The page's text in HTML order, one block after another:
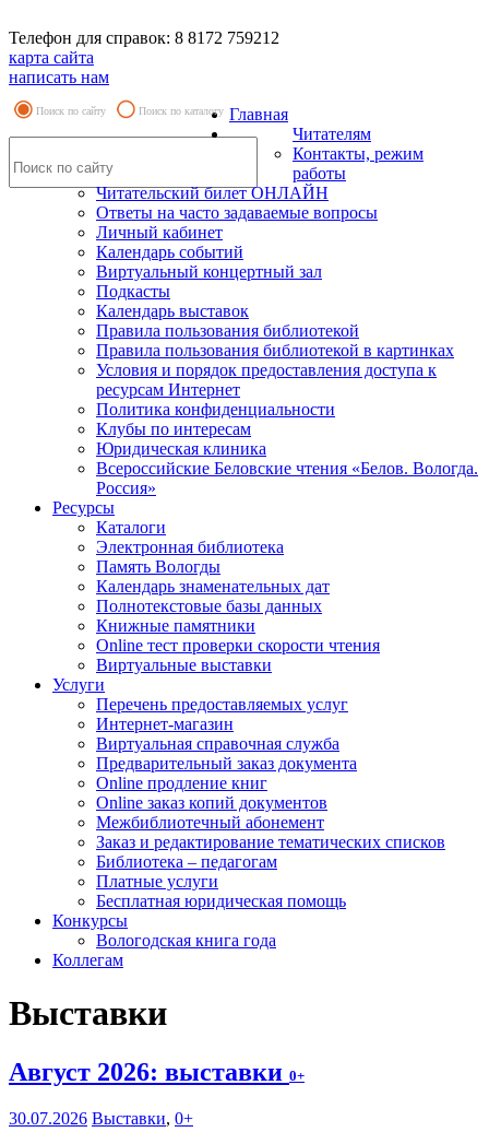
Телефон для справок: 8 8172 759212
карта сайта
написать нам
Поиск по сайту Поиск по каталогу Главная
Читателям
Контакты, режим
работы
Читательский билет ОНЛАЙН
Ответы на часто задаваемые вопросы
Личный кабинет
Календарь событий
Виртуальный концертный зал
Подкасты
Календарь выставок
Правила пользования библиотекой
Правила пользования библиотекой в картинках
Условия и порядок предоставления доступа к
ресурсам Интернет
Политика конфиденциальности
Клубы по интересам
Юридическая клиника
Всероссийские Беловские чтения «Белов. Вологда.
Россия»
Ресурсы
Каталоги
Электронная библиотека
Память Вологды
Календарь знаменательных дат
Полнотекстовые базы данных
Книжные памятники
Online тест проверки скорости чтения
Виртуальные выставки
Услуги
Перечень предоставляемых услуг
Интернет-магазин
Виртуальная справочная служба
Предварительный заказ документа
Online продление книг
Online заказ копий документов
Межбиблиотечный абонемент
Заказ и редактирование тематических списков
Библиотека – педагогам
Платные услуги
Бесплатная юридическая помощь
Конкурсы
Вологодская книга года
Коллегам
Выставки
Август 2026: выставки 0+
30.07.2026 Выставки, 0+